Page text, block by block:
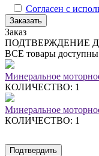
Согласен с
Заказать
Заказ
ПОДТВЕРЖДЕНИЕ
ВСЕ товары доступны
Минеральное
КОЛИЧЕСТВО: 1
Минеральное
КОЛИЧЕСТВО: 1
Подтвердить